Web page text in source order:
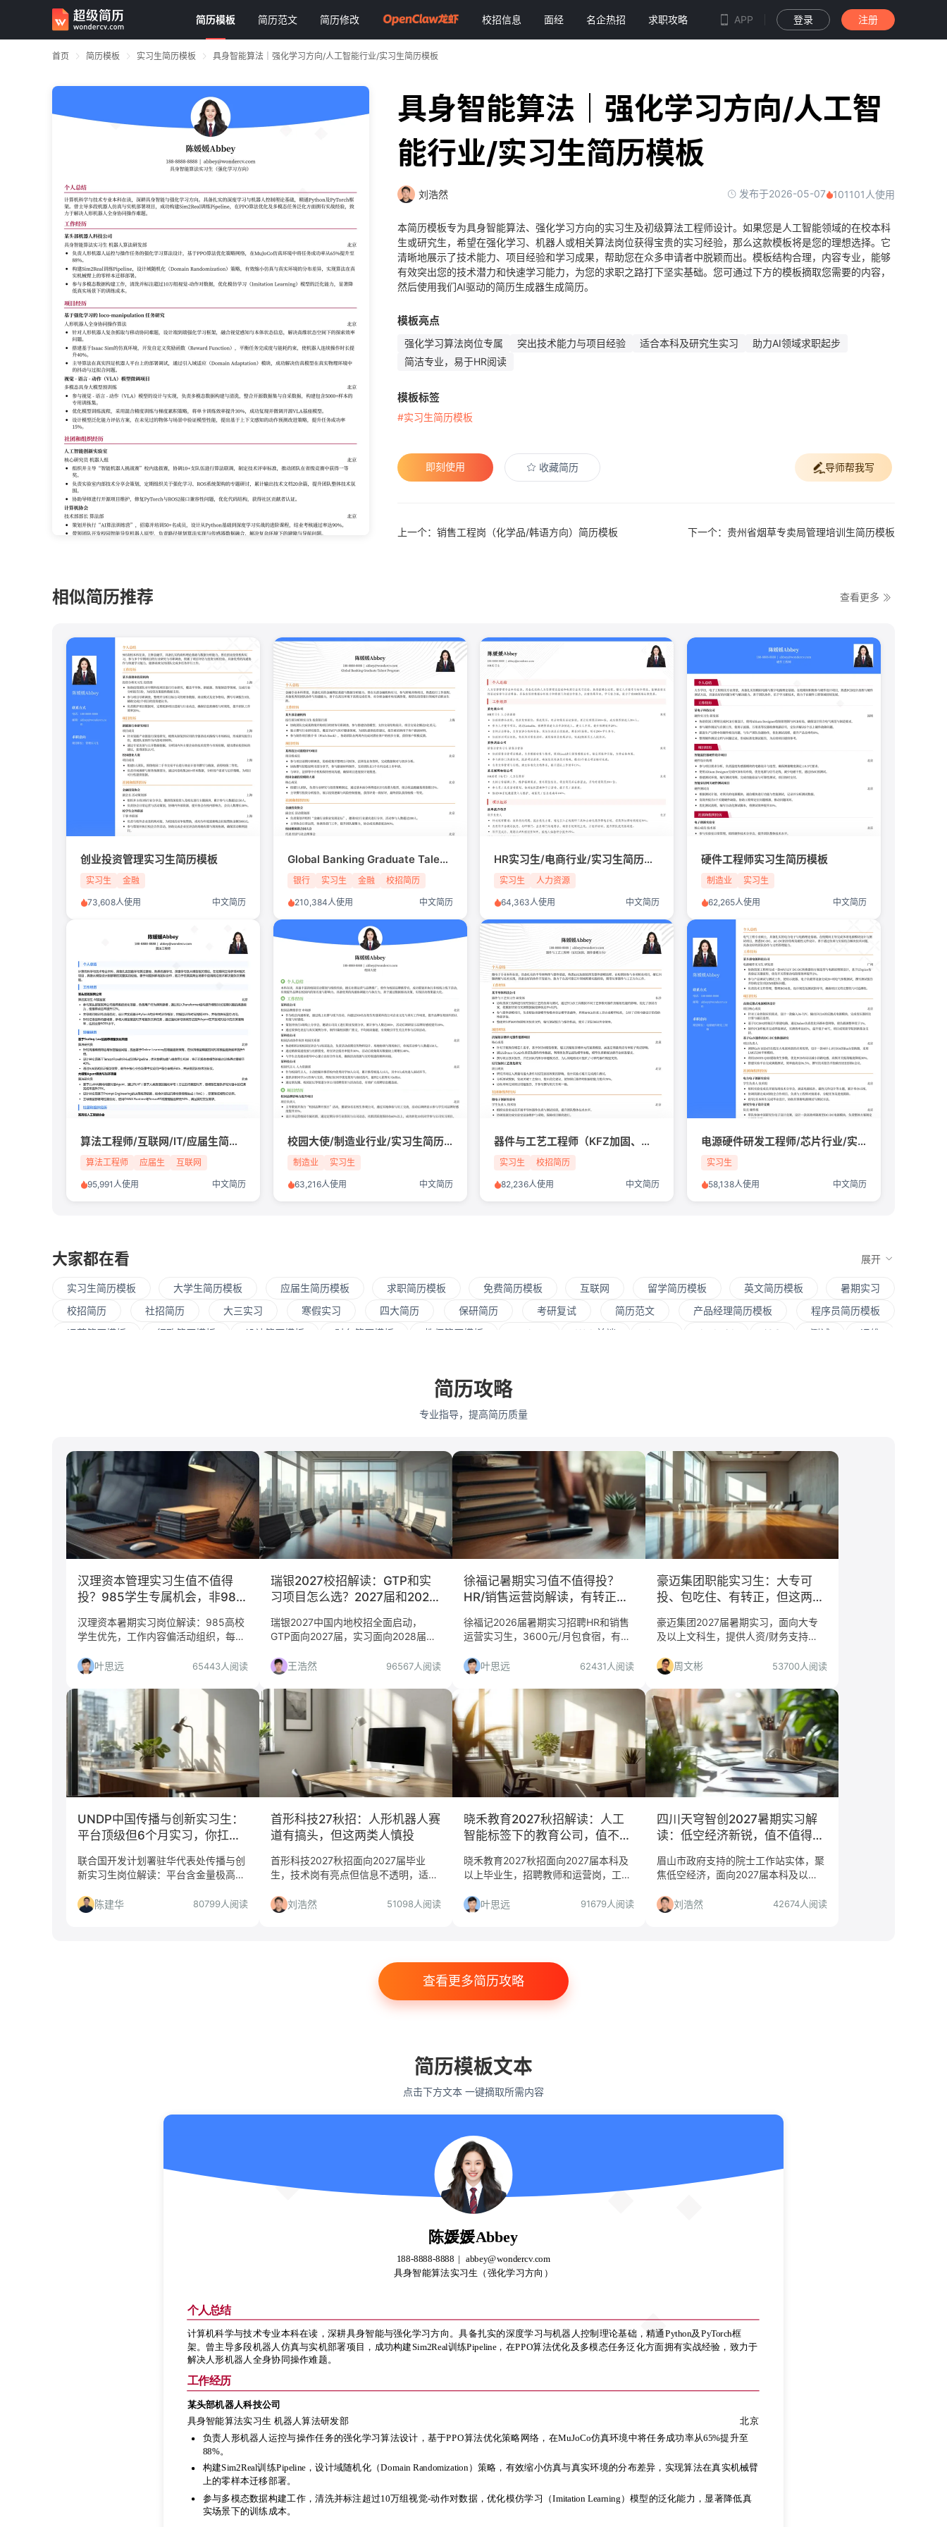
简历模板 简历范文 简历修改 校招信息 面经 名企热招 求职攻略 APP 登录 注册
首页 简历模板 实习生简历模板 具身智能算法｜强化学习方向/人工智能行业/实习生简历模板
具身智能算法｜强化学习方向/人工智
能行业/实习生简历模板
刘浩然 发布于2026-05-07 101101人使用
本简历模板专为具身智能算法、强化学习方向的实习生及初级算法工程师设计。如果您是人工智能领域的在校本科
生或研究生，希望在强化学习、机器人或相关算法岗位获得宝贵的实习经验，那么这款模板将是您的理想选择。它
清晰地展示了技术能力、项目经验和学习成果，帮助您在众多申请者中脱颖而出。模板结构合理，内容专业，能够
有效突出您的技术潜力和快速学习能力，为您的求职之路打下坚实基础。您可通过下方的模板摘取您需要的内容，
然后使用我们AI驱动的简历生成器生成简历。
模板亮点
强化学习算法岗位专属 突出技术能力与项目经验 适合本科及研究生实习
助力AI领域求职起步
简洁专业，易于HR阅读
模板标签
#实习生简历模板
即刻使用 收藏简历 导师帮我写
上一个：销售工程岗（化学品/韩语方向）简历模板 下一个：贵州省烟草专卖局管理培训生简历模板
相似简历推荐 查看更多
创业投资管理实习生简历模板
实习生 金融
73,608人使用 中文简历
Global Banking Graduate Talent Program/金融行业/实习生简历模板
银行 实习生 金融 校招简历
210,384人使用 中文简历
HR实习生/电商行业/实习生简历模板
实习生 人力资源
64,363人使用 中文简历
硬件工程师实习生简历模板
制造业 实习生
62,265人使用 中文简历
算法工程师/互联网/IT/应届生简历模板
算法工程师 应届生 互联网
95,991人使用 中文简历
校园大使/制造业行业/实习生简历模板
制造业 实习生
63,216人使用 中文简历
器件与工艺工程师（KFZ加固、器件建模方向）/芯片行业/实习生简历模板
实习生 校招简历
82,236人使用 中文简历
电源硬件研发工程师/芯片行业/实习生简历模板
实习生
58,138人使用 中文简历
大家都在看 展开
实习生简历模板 大学生简历模板 应届生简历模板 求职简历模板 免费简历模板 互联网 留学简历模板 英文简历模板
暑期实习
校招简历
社招简历 大三实习 寒假实习 四大简历 保研简历 考研复试 简历范文 产品经理简历模板
程序员简历模板
运营简历模板
行政简历模板 设计简历模板 财务简历模板 教师简历模板 python Web前端 Java Andorid iOS 测试
运维
采购贸易 商务拓展
武汉大学
暨南大学 金融
经济学
传播学 市场营销 会计学 艺术与设计 电子信息工程 教育学
简历攻略
专业指导，提高简历质量
汉理资本管理实习生值不值得
投？985学生专属机会，非985
汉理资本暑期实习岗位解读：985高校
学生优先，工作内容偏活动组织，每周
生，非985或出勤不足者需谨慎。
叶思远 65443人阅读
瑞银2027校招解读：GTP和实
习项目怎么选？2027届和2028
瑞银2027中国内地校招全面启动，
GTP面向2027届，实习面向2028届，
策角度解读项目选择、申请流程与准备
策略，帮你判断是否值得投递。
王浩然 96567人阅读
徐福记暑期实习值不值得投？
HR/销售运营岗解读，有转正但
徐福记2026届暑期实习招聘HR和销售
运营实习生，3600元/月包食宿，有转
适合谁投？哪些人慎投？本文给出判
断。
叶思远 62431人阅读
豪迈集团职能实习生：大专可
投、包吃住、有转正，但这两类
豪迈集团2027届暑期实习，面向大专
及以上文科生，提供人资/财务支持
高密，适合不介意小城市且想进制造业
的文科生。
周文彬 53700人阅读
UNDP中国传播与创新实习生：
平台顶级但6个月实习，你扛得
联合国开发计划署驻华代表处传播与创
新实习生岗位解读：平台含金量极高，
际组织向往且能承受长期实习的同学，
对短期刷经历者需谨慎。
陈建华 80799人阅读
首形科技27秋招：人形机器人赛
道有搞头，但这两类人慎投
首形科技2027秋招面向2027届毕业
生，技术岗有亮点但信息不透明，适合
刘浩然
51098人阅读
晓禾教育2027秋招解读：人工
智能标签下的教育公司，值不值
晓禾教育2027秋招面向2027届本科及
以上毕业生，招聘教师和运营岗，工作
实际是教育公司，本文帮你判断是否值
得投递。
叶思远 91679人阅读
四川天穹智创2027暑期实习解
读：低空经济新锐，值不值得
眉山市政府支持的院士工作站实体，聚
焦低空经济，面向2027届本科及以
岗位。本文分析公司背景、岗位含金
量、适合人群与慎投人群，帮你快速决
刘浩然 42674人阅读
查看更多简历攻略
简历模板文本
点击下方文本 一键摘取所需内容
陈媛媛Abbey
188-8888-8888
abbey@wondercv.com
具身智能算法实习生（强化学习方向）
个人总结
计算机科学与技术专业本科在读，深耕具身智能与强化学习方向。具备扎实的深度学习与机器人控制理论基础，精通Python及PyTorch框
架。曾主导多段机器人仿真与实机部署项目，成功构建Sim2Real训练Pipeline，在PPO算法优化及多模态任务泛化方面拥有实战经验，致力于
解决人形机器人全身协同操作难题。
工作经历
某头部机器人科技公司
具身智能算法实习生 机器人算法研发部
北京
负责人形机器人运控与操作任务的强化学习算法设计，基于PPO算法优化策略网络，在MuJoCo仿真环境中将任务成功率从65%提升至
88%。
构建Sim2Real训练Pipeline，设计域随机化（Domain Randomization）策略，有效缩小仿真与真实环境的分布差异，实现算法在真实机械臂
上的零样本迁移部署。
参与多模态数据构建工作，清洗并标注超过10万组视觉-动作对数据，优化模仿学习（Imitation Learning）模型的泛化能力，显著降低真
实场景下的训练成本。
具身智能算法实习生（强化学习方向）
个人总结
计算机科学与技术专业本科在读，深耕具身智能与强化学习方向。具备扎实的深度学习与机器人控制理论基础，精通Python及PyTorch框
架。曾主导多段机器人仿真与实机部署项目，成功构建Sim2Real训练Pipeline，在PPO算法优化及多模态任务泛化方面拥有实战经验，致力于
工作经历
某头部机器人科技公司
具身智能算法实习生 机器人算法研发部
北京
负责人形机器人运控与操作任务的强化学习算法设计，基于PPO算法优化策略网络，在MuJoCo仿真环境中将任务成功率从65%提升至
88%。